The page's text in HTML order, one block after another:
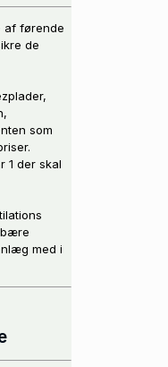
af førende
de
som
1 der skal
med i